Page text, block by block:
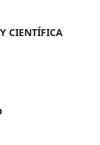
CIENTÍFICA